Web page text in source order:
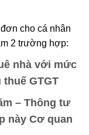
cho cá nhân
2 trường hợp:
nhà với mức
GTGT
– Thông tư
này Cơ quan